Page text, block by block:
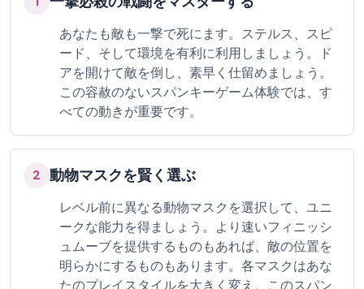
あなたも敵も一撃で死にます。ステルス、スピ
ード、そして環境を有利に利用しましょう。ド
アを開けて敵を倒し、素早く仕留めましょう。
この容赦のないスパンキーゲーム体験では、す
べての動きが重要です。
2 動物マスクを賢く選ぶ
レベル前に異なる動物マスクを選択して、ユニ
ークな能力を得ましょう。より速いフィニッシ
ュムーブを提供するものもあれば、敵の位置を
明らかにするものもあります。各マスクはあな
たのプレイスタイルを大きく変え、このスパン